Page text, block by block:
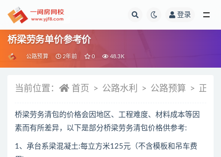
登录
桥梁劳务单价参考价
公路预算 2年前 0 48.3K
当前位置： 首页 公路水利 公路预算 正文
桥梁劳务清包的价格会因地区、工程难度、材料成本等因
素而有所差异，以下是部分桥梁劳务清包价格供参考:
1、承台系梁混凝土:每立方米125元（不含模板和吊车费